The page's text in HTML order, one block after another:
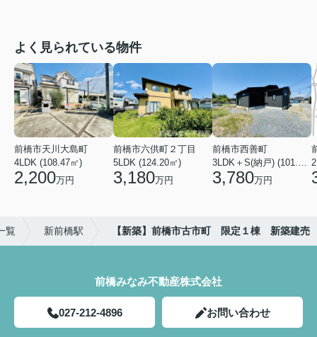
よく見られている物件
前橋市天川大島町
4LDK (108.47㎡)
2,200万円
前橋市六供町２丁目
5LDK (124.20㎡)
3,180万円
前橋市西善町
3LDK＋S(納戸) (101.02㎡)
3,780万円
覧 新前橋駅 【新築】前橋市古市町 限定１棟 新築建売
前橋みなみ不動産株式会社
027-212-4896 お問い合わせ